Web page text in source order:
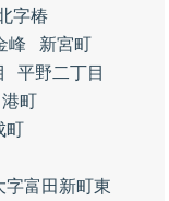
字椿
峰
新宮町
平野二丁目
港町
町
字富田新町東